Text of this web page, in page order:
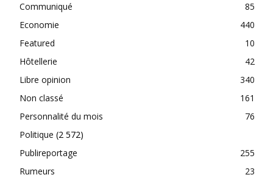
Communiqué
85
Economie
440
Featured
10
Hôtellerie
42
Libre opinion
340
Non classé
161
Personnalité du mois
76
Politique (2 572)
Publireportage
255
Rumeurs
23